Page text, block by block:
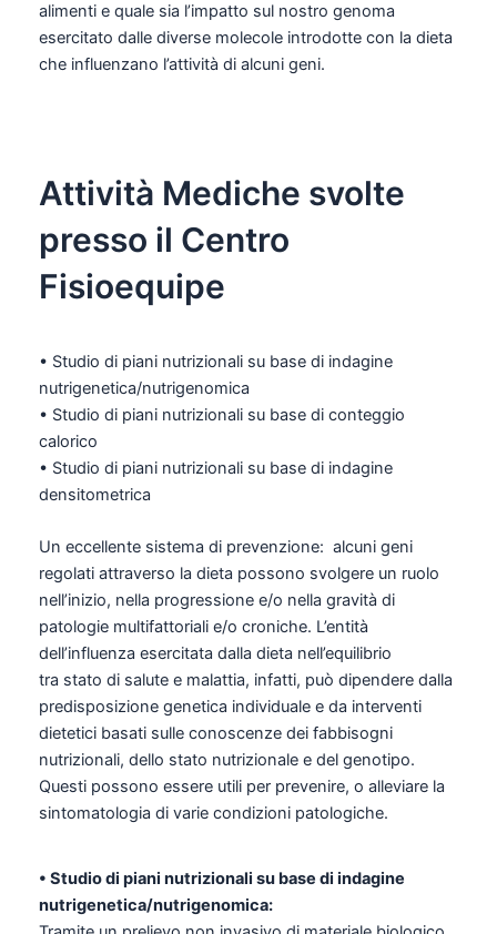
alimenti e quale sia l’impatto sul nostro genoma
esercitato dalle diverse molecole introdotte con la dieta
che influenzano l’attività di alcuni geni.
Attività Mediche svolte
presso il Centro
Fisioequipe
• Studio di piani nutrizionali su base di indagine
nutrigenetica/nutrigenomica
• Studio di piani nutrizionali su base di conteggio
calorico
• Studio di piani nutrizionali su base di indagine
densitometrica
Un eccellente sistema di prevenzione: alcuni geni
regolati attraverso la dieta possono svolgere un ruolo
nell’inizio, nella progressione e/o nella gravità di
patologie multifattoriali e/o croniche. L’entità
dell’influenza esercitata dalla dieta nell’equilibrio
tra stato di salute e malattia, infatti, può dipendere dalla
predisposizione genetica individuale e da interventi
dietetici basati sulle conoscenze dei fabbisogni
nutrizionali, dello stato nutrizionale e del genotipo.
Questi possono essere utili per prevenire, o alleviare la
sintomatologia di varie condizioni patologiche.
• Studio di piani nutrizionali su base di indagine
nutrigenetica/nutrigenomica: